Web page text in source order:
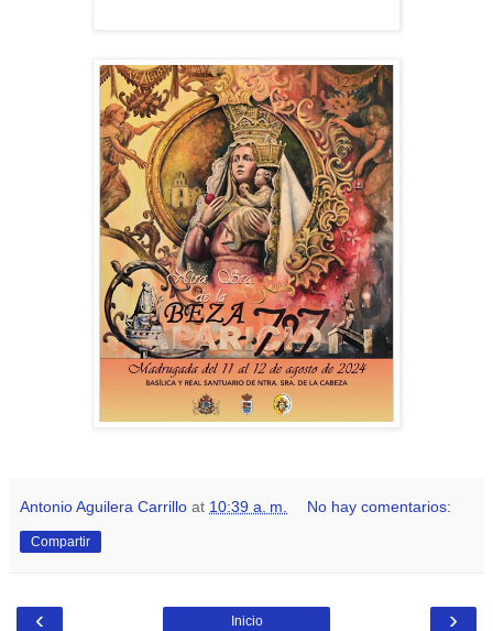
Antonio Aguilera Carrillo at 10:39 a. m. No hay comentarios:
Compartir
‹ ›
Inicio